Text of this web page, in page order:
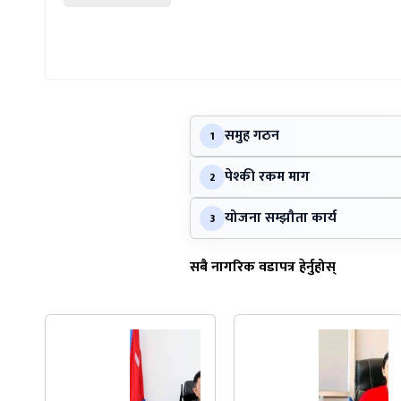
1 समुह गठन
2 पेश्की रकम माग
3 योजना सम्झौता कार्य
सबै नागरिक वडापत्र हेर्नुहोस्